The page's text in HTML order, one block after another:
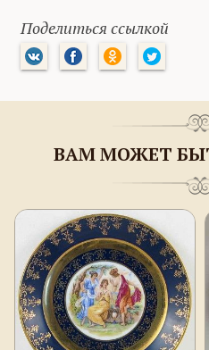
Поделиться ссылкой
ВАМ МОЖЕТ